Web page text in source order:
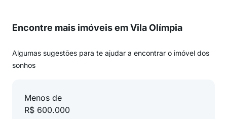
Encontre mais imóveis em Vila Olímpia
Algumas sugestões para te ajudar a encontrar o imóvel dos
sonhos
Menos de
R$ 600.000